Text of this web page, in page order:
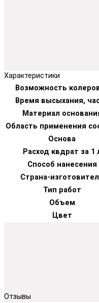
Характеристики
Возможность
Время высыхания,
Материал
Область применения
Основа
Расход квдрат за 1
Способ нанесения
Страна-
Тип работ
Объем
Цвет
Отзывы